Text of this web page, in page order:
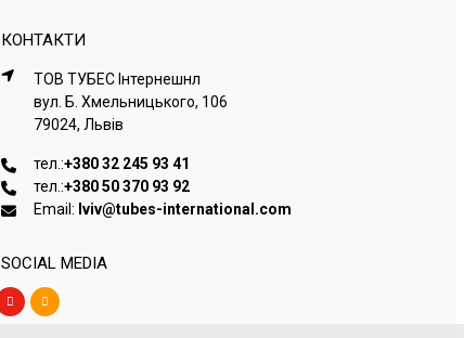
КОНТАКТИ
ТОВ ТУБЕС Iнтернешнл
вул. Б. Хмельницького, 106
79024, Львiв
тел.:+380 32 245 93 41
тел.:+380 50 370 93 92
Email: lviv@tubes-international.com
SOCIAL MEDIA